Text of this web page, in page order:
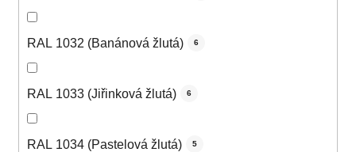
RAL 1032 (Banánová žlutá) 6
RAL 1033 (Jiřinková žlutá) 6
RAL 1034 (Pastelová žlutá) 5